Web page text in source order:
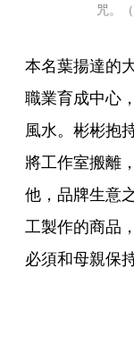
咒。
本名葉揚達的
職業育成中心
風水。彬彬抱
將工作室搬離
他，品牌生意
工製作的商品
必須和母親保